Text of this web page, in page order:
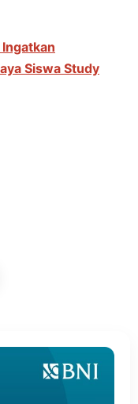
Ingatkan
Siswa Study